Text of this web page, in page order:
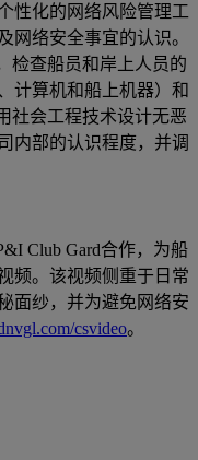
性化的网络风险管理工
网络安全事宜的认识。
检查船员和岸上人员的
计算机和船上机器）和
社会工程技术设计无恶
内部的认识程度，并调
Club Gard合作，为船
频。该视频侧重于日常
面纱，并为避免网络安
csvideo。